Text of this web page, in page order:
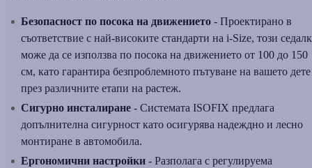
Безопасност по посока на движението - Проектирано в
съответствие с най-високите стандарти на i-Size, този
може да се използва по посока на движението от 100 до 150
см, като гарантира безпроблемното пътуване на вашето дете
през различните етапи на растеж.
Сигурно инсталиране - Системата ISOFIX предлага
допълнителна сигурност като осигурява надеждно и лесно
монтиране в автомобила.
Ергономични настройки - Разполага с регулируема